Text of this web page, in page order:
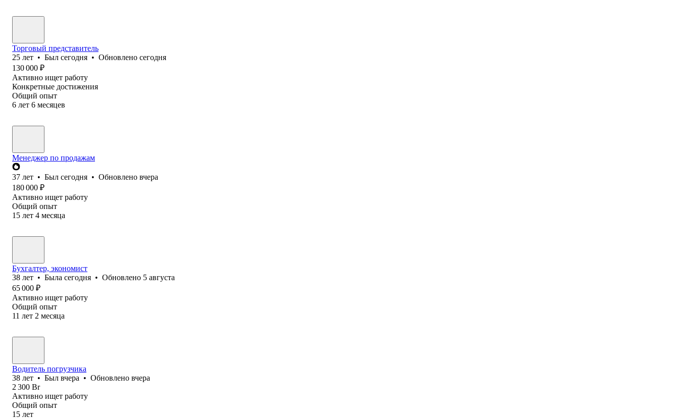
Торговый представитель
25 лет • Был сегодня • Обновлено сегодня
130 000 ₽
Активно ищет работу
Конкретные достижения
Общий опыт
6 лет 6 месяцев
Менеджер по продажам
37 лет • Был сегодня • Обновлено вчера
180 000 ₽
Активно ищет работу
Общий опыт
15 лет 4 месяца
Бухгалтер, экономист
38 лет • Была сегодня • Обновлено 5 августа
65 000 ₽
Активно ищет работу
Общий опыт
11 лет 2 месяца
Водитель погрузчика
38 лет • Был вчера • Обновлено вчера
2 300 Br
Активно ищет работу
Общий опыт
15 лет